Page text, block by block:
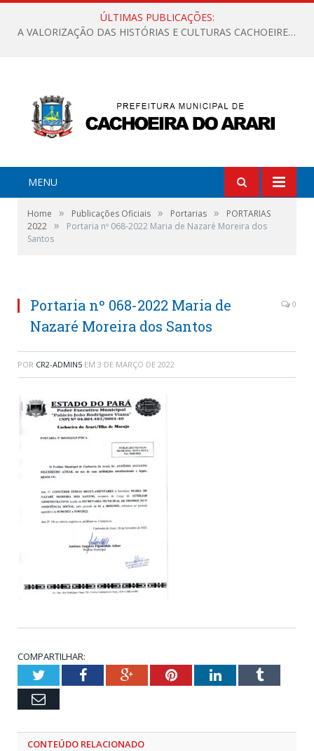
ÚLTIMAS PUBLICAÇÕES:
A VALORIZAÇÃO DAS HISTÓRIAS E CULTURAS CACHOEIRENSES
MENU
Home » Publicações Oficiais » Portarias »
PORTARIAS
2022 »
Portaria nº 068-2022 Maria de Nazaré Moreira dos
Santos
Portaria nº 068-2022 Maria de
Nazaré Moreira dos Santos
0
POR CR2-ADMIN5 EM 3 DE MARÇO DE 2022
COMPARTILHAR:
TwitterFacebookGoogle+PinterestLinkedInTumblr
Email
CONTEÚDO RELACIONADO